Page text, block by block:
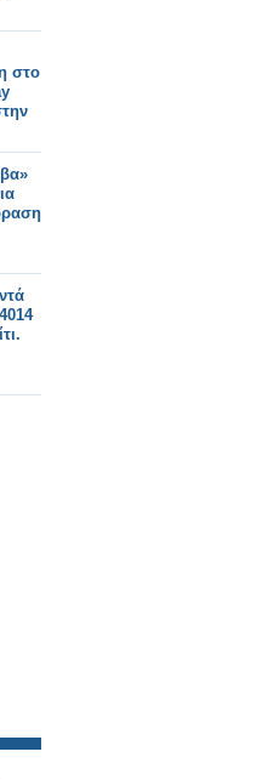
στο